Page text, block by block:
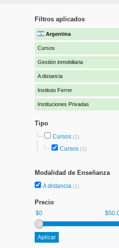
Filtros aplicados
Argentina
Cursos
Gestión inmobiliaria
A distancia
Instituto Ferrer
Instituciones Privadas
Tipo
Cursos (1)
Cursos (1)
Modalidad de Enseñanza
A distancia (1)
Precio
$0